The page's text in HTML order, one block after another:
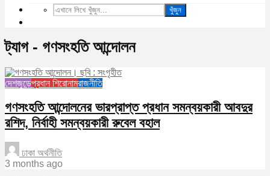
খুঁজুন
ট্যাগ - গণসংহতি আন্দোলন
দেশজুড়েপ্রধান শিরোনামরাজনীতি
গণসংহতি আন্দোলনের ভারপ্রাপ্ত প্রধান সমন্বয়কারী আবদুর
রশিদ, নির্বাহী সমন্বয়কারী রুবেল বহাল
ঢাকা অর্থনীতি
3 months ago